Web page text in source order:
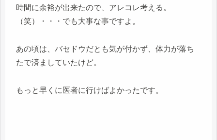
時間に余裕が出来たので、アレコレ考える。
（笑）・・・でも大事な事ですよ。
あの頃は、バセドウだとも気が付かず、体力が落ち
たで済ましていたけど。
もっと早くに医者に行けばよかったです。